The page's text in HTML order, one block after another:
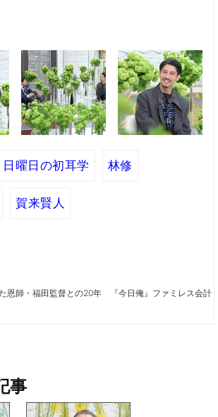
日曜日の初耳学 林修
賀来賢人
恩師・福田監督との20年 『今日俺』ファミレス会計
事